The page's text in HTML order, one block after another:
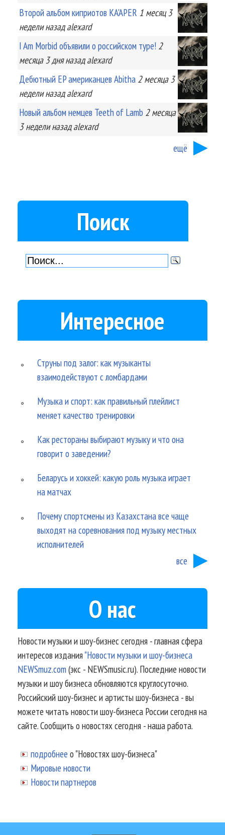
Второй альбом киприотов KA'APER 1 месяц 3
неделиназад alexard
I Am Morbid объявили о российском туре! 2
месяца 3 дняназад alexard
Дебютный EP американцев Abitha 2 месяца 3
неделиназад alexard
Новый альбом немцев Teeth of Lamb 2 месяца
3 неделиназад alexard
ещё
Поиск
Интересное
Струны под залог: как музыканты
взаимодействуют с ломбардами
Музыка и спорт: как правильный плейлист
меняет качество тренировки
Как рестораны выбирают музыку и что она
говорит о заведении?
Беларусь и хоккей: какую роль музыка играет
на матчах
Почему спортсмены из Казахстана все чаще
выходят на соревнования под музыку местных
исполнителей
все
О нас
Новости музыки и шоу-бизнес сегодня - главная сфера
интересов издания"Новости музыки и шоу-бизнеса
NEWSmuz.com(экс - NEWSmusic.ru). Последние новости
музыки и шоу бизнеса обновляются круглосуточно.
Российский шоу-бизнес и артисты шоу-бизнеса - вы
можете читать новости шоу-бизнеса России сегодня на
сайте. Сообщить о новостях сегодня - наша работа.
подробнее о "Новостях шоу-бизнеса"
Мировые новости
Новости партнеров